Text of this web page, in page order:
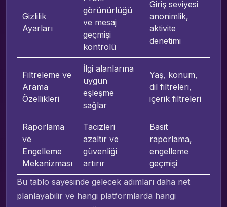
Gizlilik
Ayarları
görünürlüğü
ve mesaj
geçmişi
kontrolü
Giriş seviyesi
anonimlik,
aktivite
denetimi
Filtreleme ve
Arama
Özellikleri
İlgi alanlarına
uygun
eşleşme
sağlar
Yaş, konum,
dil filtreleri,
içerik filtreleri
Raporlama
ve
Engelleme
Mekanizması
Tacizleri
azaltır ve
güvenliği
artırır
Basit
raporlama,
engelleme
geçmişi
Bu tablo sayesinde gelecek adımları daha net
planlayabilir ve hangi platformlarda hangi